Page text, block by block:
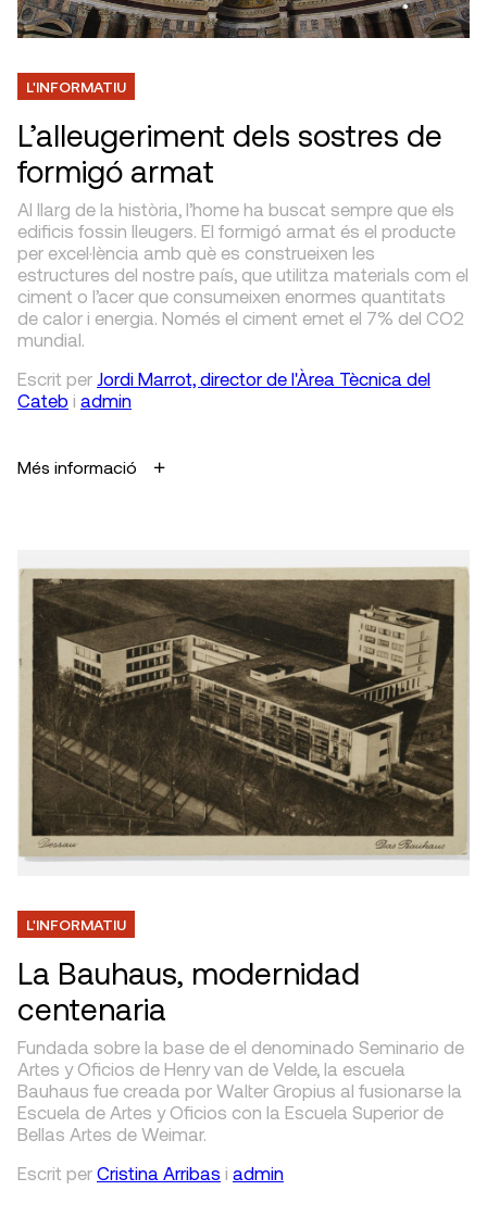
L'INFORMATIU
L’alleugeriment dels sostres de
formigó armat
Al llarg de la història, l’home ha buscat sempre que els
edificis fossin lleugers. El formigó armat és el producte
per excel·lència amb què es construeixen les
estructures del nostre país, que utilitza materials com el
ciment o l’acer que consumeixen enormes quantitats
de calor i energia. Només el ciment emet el 7% del CO2
mundial.
Escrit per Jordi Marrot, director de l'Àrea Tècnica del
Cateb i admin
Més informació
L'INFORMATIU
La Bauhaus, modernidad
centenaria
Fundada sobre la base de el denominado Seminario de
Artes y Oficios de Henry van de Velde, la escuela
Bauhaus fue creada por Walter Gropius al fusionarse la
Escuela de Artes y Oficios con la Escuela Superior de
Bellas Artes de Weimar.
Escrit per Cristina Arribas i admin